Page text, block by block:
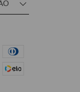
noite após